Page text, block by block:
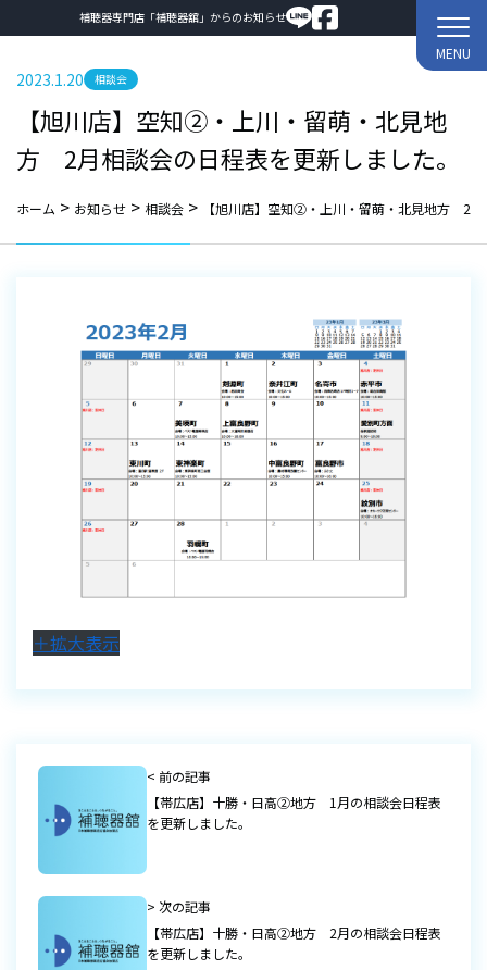
補聴器専門店「補聴器舘」からのお知らせ
MENU
2023.1.20 相談会
【旭川店】空知②・上川・留萌・北見地
方 2月相談会の日程表を更新しました。
ホーム > お知らせ > 相談会 > 【旭川店】空知②・上川・留萌・北見地方 2
＋拡大表示
< 前の記事
【帯広店】十勝・日高②地方 1月の相談会日程表
を更新しました。
> 次の記事
【帯広店】十勝・日高②地方 2月の相談会日程表
を更新しました。